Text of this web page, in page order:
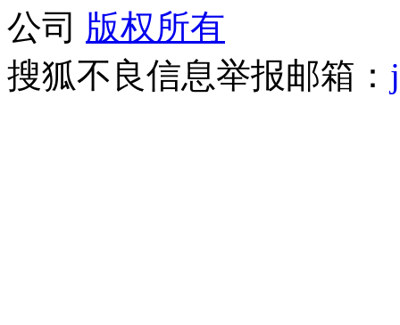
公司 版权所有
搜狐不良信息举报邮箱：